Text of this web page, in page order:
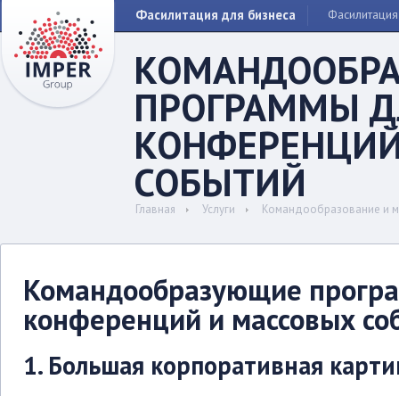
Фасилитация для бизнеса Фасилитация
ПРОГРАММЫ
СОБЫТИЙ
Главная Услуги Командообразование и
Командообразующие
конференций и массовых
1. Большая корпоративная